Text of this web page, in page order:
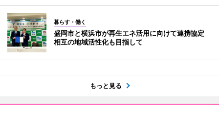
暮らす・働く
盛岡市と横浜市が再生エネ活用に向けて連携協定
相互の地域活性化も目指して
もっと見る